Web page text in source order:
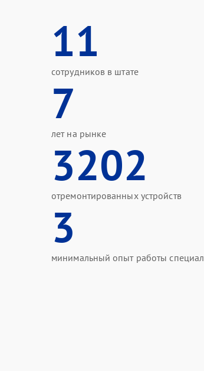
11
сотрудников в штате
7
лет на рынке
3202
отремонтированных устройств
3
минимальный опыт работы